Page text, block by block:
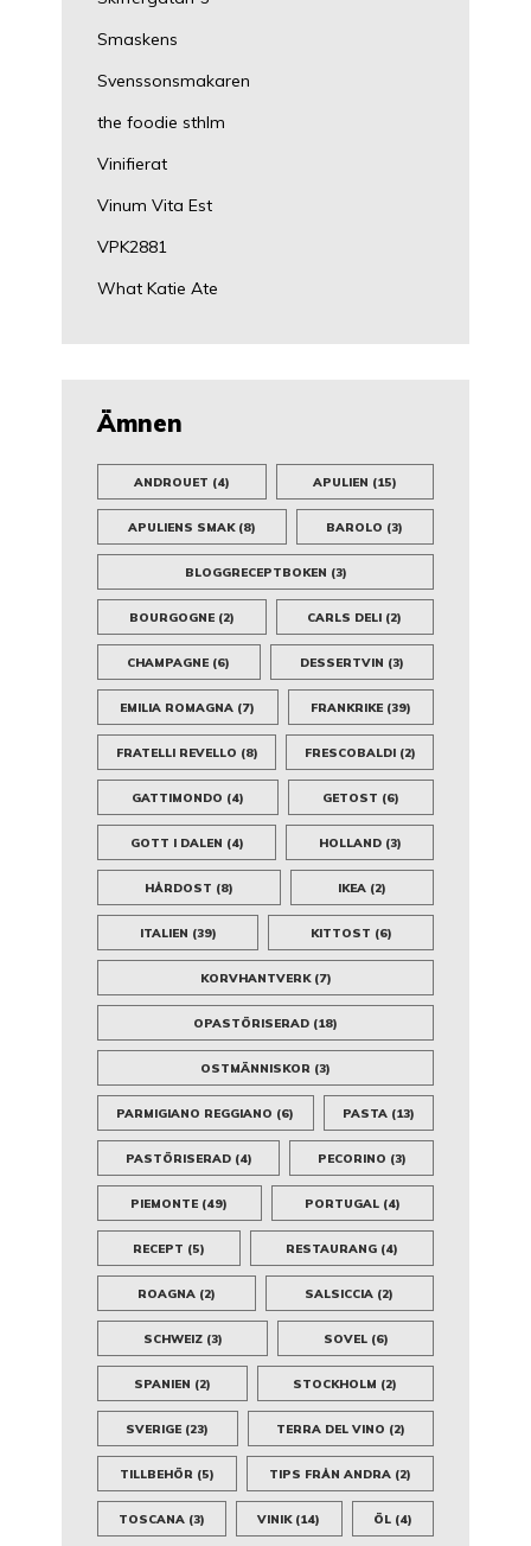
Smaskens
Svenssonsmakaren
the foodie sthlm
Vinifierat
Vinum Vita Est
VPK2881
What Katie Ate
Ämnen
ANDROUET (4) APULIEN (15)
APULIENS SMAK(8) BAROLO (3)
BLOGGRECEPTBOKEN (3)
BOURGOGNE(2) CARLS DELI (2)
CHAMPAGNE (6) DESSERTVIN (3)
EMILIA ROMAGNA (7) FRANKRIKE(39)
FRATELLI REVELLO (8) FRESCOBALDI(2)
GATTIMONDO (4) GETOST (6)
GOTT I DALEN (4) HOLLAND(3)
HÅRDOST (8) IKEA (2)
ITALIEN (39) KITTOST (6)
KORVHANTVERK(7)
OPASTÖRISERAD (18)
OSTMÄNNISKOR (3)
PARMIGIANO REGGIANO (6) PASTA(13)
PASTÖRISERAD(4) PECORINO (3)
PIEMONTE (49) PORTUGAL(4)
RECEPT (5) RESTAURANG (4)
ROAGNA(2) SALSICCIA (2)
SCHWEIZ(3) SOVEL(6)
SPANIEN (2) STOCKHOLM (2)
SVERIGE (23) TERRA DEL VINO (2)
TILLBEHÖR (5) TIPS FRÅN ANDRA (2)
TOSCANA (3) VINIK(14) ÖL(4)